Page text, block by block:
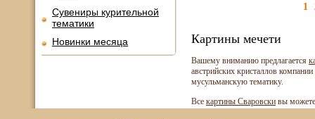
Сувениры курительной
тематики
Новинки месяца
1
Картины мечети
Вашему вниманию предлагается
австрийских кристаллов
мусульманскую тематику.
Все картины Сваровски вы можете